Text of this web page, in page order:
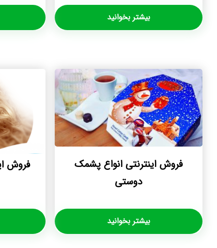
بیشتر بخوانید
فروش اینترنتی انواع پشمک
دوستی
بیشتر بخوانید
فروش